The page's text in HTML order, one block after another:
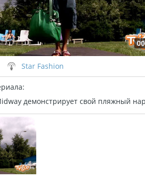
Star Fashion
:
демонстрирует свой пляжный